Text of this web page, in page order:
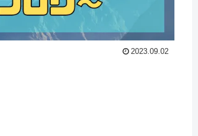
2023.09.02